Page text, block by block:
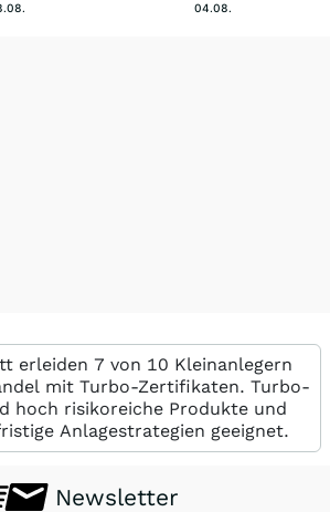
04.08.
erleiden 7 von 10 Kleinanlegern
mit Turbo-Zertifikaten. Turbo-
hoch risikoreiche Produkte und
Anlagestrategien geeignet.
Newsletter